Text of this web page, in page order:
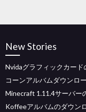
New Stories
Nvidaグラフィックカード
コーンアルバムダウンロ
Minecraft 1.11.4サーバー
Koffeeアルバムのダウン